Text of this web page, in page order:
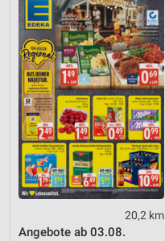
20,2 km
Angebote ab 03.08.